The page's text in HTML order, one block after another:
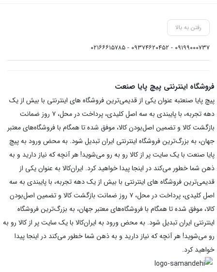
رفتن به بالا
۰۹۱۹۹۰۰۰۷۳۷ - ۰۹۳۷۴۶۲۰۴۵۲ - ۰۲۱۶۶۶۱۵۷۸۵
فروشگاه اینترنتی پیچ پایا صنعت
پیچ پایا صنعتبه عنوان یکی از قدیمی‌ترین فروشگاه های اینترنتی با بیش از یک
دهه تجربه، با پایبندی به سه اصل کلیدی، پرداخت در محل، ۷ روز ضمانت
بازگشت کالا و تضمین اصل‌بودن کالا، موفق شده تا همگام با فروشگاه‌های معتبر
جهان، به بزرگ‌ترین فروشگاه اینترنتی ایران تبدیل شود. به محض ورود به پیچ
پایا صنعت با یک سایت پر از کالا رو به رو می‌شوید! هر آنچه که نیاز دارید و به
ذهن شما خطور می‌کند در اینجا پیدا خواهید کرد. ایران‌کالا به عنوان یکی از
قدیمی‌ترین فروشگاه های اینترنتی با بیش از یک دهه تجربه، با پایبندی به سه
اصل کلیدی، پرداخت در محل، ۷ روز ضمانت بازگشت کالا و تضمین اصل‌بودن
کالا، موفق شده تا همگام با فروشگاه‌های معتبر جهان، به بزرگ‌ترین فروشگاه
اینترنتی ایران تبدیل شود. به محض ورود به ایران‌کالا با یک سایت پر از کالا رو به
رو می‌شوید! هر آنچه که نیاز دارید و به ذهن شما خطور می‌کند در اینجا پیدا
خواهید کرد.